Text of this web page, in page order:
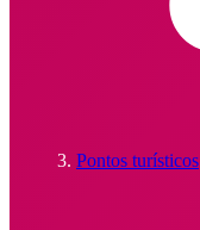
Pontos turísticos